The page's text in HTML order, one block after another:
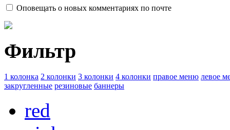
Оповещать о новых комментариях по почте
Фильтр
1 колонка 2 колонки 3 колонки 4 колонки правое меню левое
закругленные резиновые баннеры
red